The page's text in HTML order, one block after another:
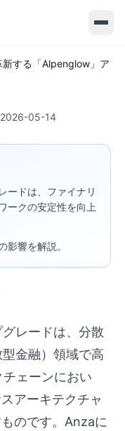
する「Alpenglow」ア
革新する
ードの全
2026-05-14
ードは、ファイナリ
ークの安定性を向上
影響を解説。
レードは、分散
金融）領域で高
ェーンにおい
アーキテクチャ
のです。Anzaに